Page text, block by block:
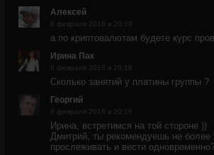
Алексей
8 февраля 2018 в 20:19
а по криптовалютам будете курс
Ирина Пак
8 февраля 2018 в 20:18
Сколько занятий у платины группы ?
Георгий
8 февраля 2018 в 20:16
Ирина, встретимся на той стороне ))
Дмитрий, ты рекомендуешь не более
прослеживать и вести